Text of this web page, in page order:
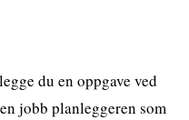
du en oppgave ved
jobb planleggeren som